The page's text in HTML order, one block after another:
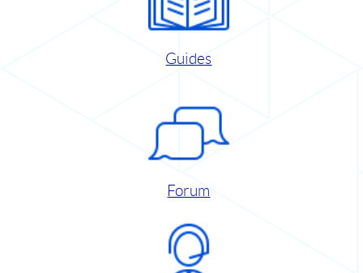
Guides
Forum